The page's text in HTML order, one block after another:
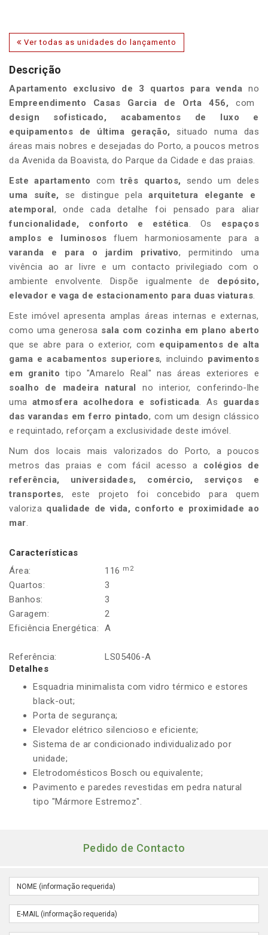
Ver todas as unidades do lançamento
Descrição
Apartamento exclusivo de 3 quartos para venda no
Empreendimento Casas Garcia de Orta 456, com
design sofisticado, acabamentos de luxo e
equipamentos de última geração, situado numa das
áreas mais nobres e desejadas do Porto, a poucos metros
da Avenida da Boavista, do Parque da Cidade e das praias.
Este apartamento comtrês quartos, sendo um deles
uma suíte, se distingue pelaarquitetura elegante e
atemporal , onde cada detalhe foi pensado para aliar
funcionalidade, conforto e estética. Os espaços
amplos e luminosos fluem harmoniosamente para a
varanda e para o jardim privativo, permitindo uma
vivência ao ar livre e um contacto privilegiado com o
ambiente envolvente. Dispõe igualmente de depósito,
elevador e vaga de estacionamento para duas viaturas.
Este imóvel apresenta amplas áreas internas e externas,
como uma generosa sala com cozinha em plano aberto
que se abre para o exterior, com equipamentos de alta
gama e acabamentos superiores, incluindo pavimentos
em granitotipo "Amarelo Real" nas áreas exteriores e
soalho de madeira natural no interior,
conferindo-lhe
uma atmosfera acolhedora e sofisticada. As guardas
das varandas em ferro pintado, com um design clássico
e requintado, reforçam a exclusividade deste imóvel.
Num dos locais mais valorizados do Porto, a poucos
metros das praias e com fácil acesso a colégios de
referência, universidades, comércio, serviços e
transportes, este projeto foi concebido para quem
valoriza qualidade de vida, conforto e proximidade ao
mar.
Características
Área:
116 m2
Quartos:
3
Banhos:
3
Garagem:
2
Eficiência Energética:
A
Referência:
LS05406-A
Detalhes
Esquadria minimalista com vidro térmico e estores
black-out;
Porta de segurança;
Elevador elétrico silencioso e eficiente;
Sistema de ar condicionado individualizado por
unidade;
Eletrodomésticos Bosch ou equivalente;
Pavimento e paredes revestidas em pedra natural
tipo "Mármore Estremoz".
Pedido de Contacto